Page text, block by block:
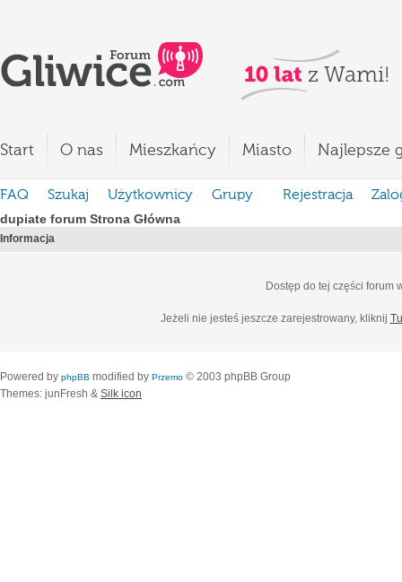
Start O nas Mieszkańcy Miasto Najlepsze
FAQ Szukaj Użytkownicy Grupy Rejestracja
dupiate forum Strona Główna
Informacja
Dostęp do tej części forum
Jeżeli nie jesteś jeszcze zarejestrowany, kliknij
Powered by phpBB modified by Przemo © 2003 phpBB Group
Themes: junFresh & Silk icon